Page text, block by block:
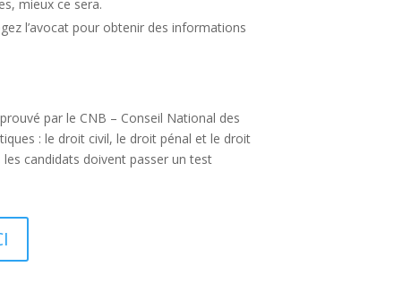
mieux ce sera.
l’avocat pour obtenir des informations
par le CNB – Conseil National des
: le droit civil, le droit pénal et le droit
candidats doivent passer un test